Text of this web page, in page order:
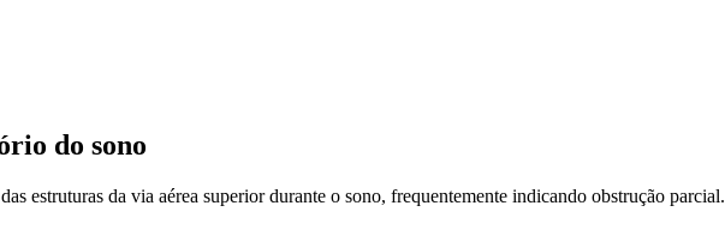
do sono
estruturas da via aérea superior durante o sono, frequentemente indicando obstrução parcial.